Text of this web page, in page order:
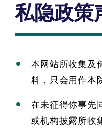
私隐政策
本网站所收集及
料，只会用作本
在未征得你事先
或机构披露所收